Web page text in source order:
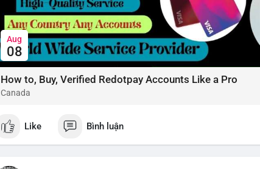
Aug
08
How to, Buy, Verified Redotpay Accounts Like a Pro
Canada
Like Bình luận